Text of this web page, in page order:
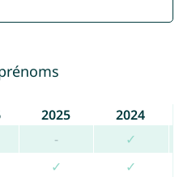
2025
2024
-
✓
✓ ✓